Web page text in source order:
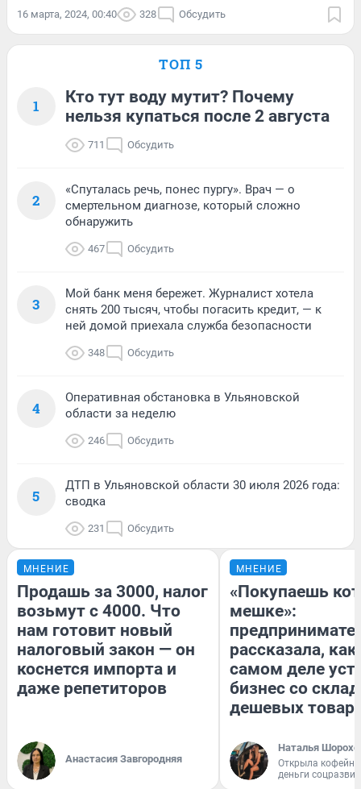
16 марта, 2024, 00:40 328 Обсудить
ТОП 5
1
Кто тут воду мутит? Почему
нельзя купаться после 2 августа
711 Обсудить
2
«Спуталась речь, понес пургу». Врач — о
смертельном диагнозе, который сложно
обнаружить
467 Обсудить
3
Мой банк меня бережет. Журналист хотела
снять 200 тысяч, чтобы погасить кредит, — к
ней домой приехала служба безопасности
348 Обсудить
4
Оперативная обстановка в Ульяновской
области за неделю
246 Обсудить
5
ДТП в Ульяновской области 30 июля 2026 года:
сводка
231 Обсудить
МНЕНИЕ
Продашь за 3000, налог
возьмут с 4000. Что
нам готовит новый
налоговый закон — он
коснется импорта и
даже репетиторов
Анастасия Завгородняя
МНЕНИЕ
«Покупаешь
мешке»:
рассказала, как
самом деле
бизнес со
дешевых
Наталья
Открыла
деньги